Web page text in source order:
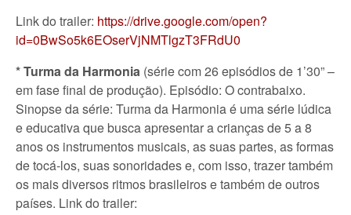
Link do trailer: https://drive.google.com/open?
id=0BwSo5k6EOserVjNMTlgzT3FRdU0
*Turma da Harmonia (série com 26 episódios de 1’30” –
em fase final de produção). Episódio: O contrabaixo.
Sinopse da série: Turma da Harmonia é uma série lúdica
e educativa que busca apresentar a crianças de 5 a 8
anos os instrumentos musicais, as suas partes, as formas
de tocá-los, suas sonoridades e, com isso, trazer também
os mais diversos ritmos brasileiros e também de outros
países. Link do trailer: